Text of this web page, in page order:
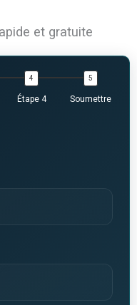
et gratuite
Étape 4 Soumettre